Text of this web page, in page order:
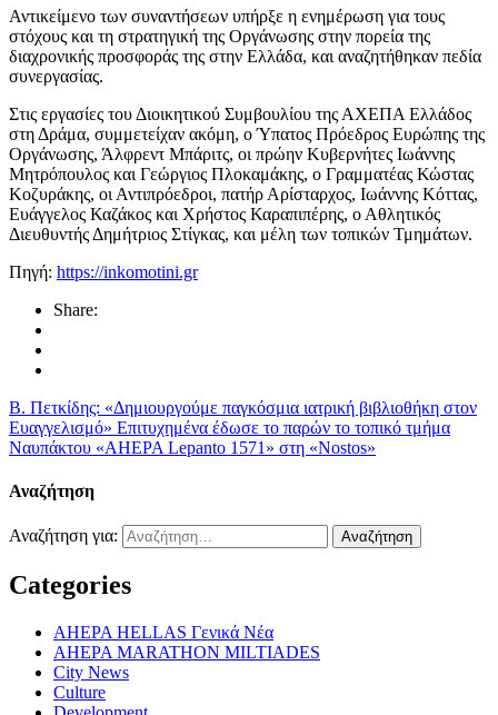
Αντικείμενο των συναντήσεων υπήρξε η ενημέρωση για τους
στόχους και τη στρατηγική της Οργάνωσης στην πορεία της
διαχρονικής προσφοράς της στην Ελλάδα, και αναζητήθηκαν πεδία
συνεργασίας.
Στις εργασίες του Διοικητικού Συμβουλίου της ΑΧΕΠΑ Ελλάδος
στη Δράμα, συμμετείχαν ακόμη, ο Ύπατος Πρόεδρος Ευρώπης της
Οργάνωσης, Άλφρεντ Μπάριτς, οι πρώην Κυβερνήτες Ιωάννης
Μητρόπουλος και Γεώργιος Πλοκαμάκης, ο Γραμματέας Κώστας
Κοζυράκης, οι Αντιπρόεδροι, πατήρ Αρίσταρχος, Ιωάννης Κόττας,
Ευάγγελος Καζάκος και Χρήστος Καραπιπέρης, ο Αθλητικός
Διευθυντής Δημήτριος Στίγκας, και μέλη των τοπικών Τμημάτων.
Πηγή: https://inkomotini.gr
Share:
Β. Πετκίδης: «Δημιουργούμε παγκόσμια ιατρική βιβλιοθήκη στον
Ευαγγελισμό» Επιτυχημένα έδωσε το παρών το τοπικό τμήμα
Ναυπάκτου «AHEPA Lepanto 1571» στη «Nostos»
Αναζήτηση
Αναζήτηση για:
Categories
AHEPA HELLAS Γενικά Νέα
AHEPA MARATHON MILTIADES
City News
Culture